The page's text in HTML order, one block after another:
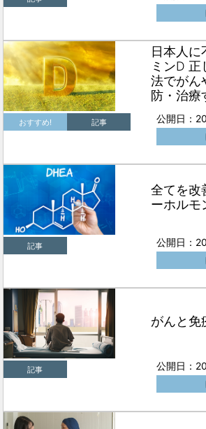
日本人に
ミンD
法でがん
防・治療
おすすめ! 記事 公開日：
全てを改
ーホルモ
記事 公開日：
がんと免
記事 公開日：